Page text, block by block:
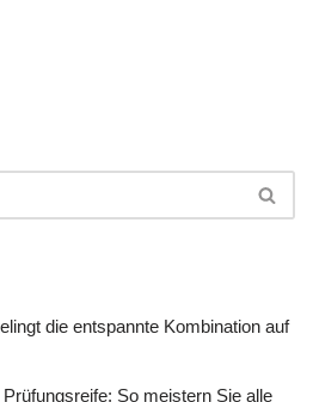
die entspannte Kombination auf
So meistern Sie alle